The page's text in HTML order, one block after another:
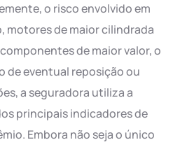
o risco envolvido em
motores de maior cilindrada
de maior valor, o
de eventual reposição ou
a seguradora utiliza a
principais indicadores de
Embora não seja o único